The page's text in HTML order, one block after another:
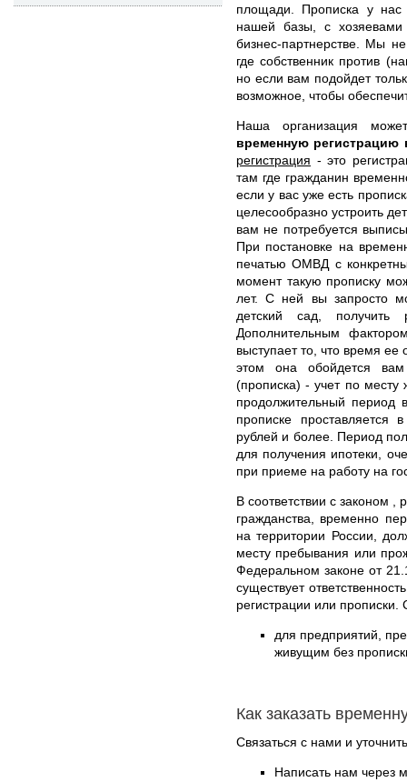
площади. Прописка у нас
нашей базы, с
бизнес-партнерстве. Мы
где собственник против
но если вам подойдет
возможное, чтобы
Наша организация
временную регистрацию
регистрация - это
там где гражданин
если у вас уже есть
целесообразно устроить
вам не потребуется
При постановке на
печатью ОМВД с
момент такую прописку
лет. С ней вы запросто
детский сад,
Дополнительным
выступает то, что время
этом она обойдется
(прописка) - учет по
продолжительный
прописке
рублей и более. Период
для получения ипотеки,
при приеме на работу на
В соответствии с законом ,
гражданства, временно
на территории России,
месту пребывания или
Федеральном законе от
существует
регистрации или
для предприятий,
живущим без
Как заказать
Связаться с нами и
Написать нам через